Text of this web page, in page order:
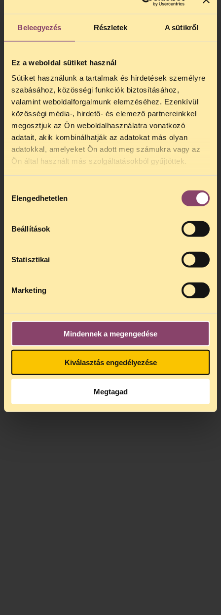
Beleegyezés Részletek A sütikről
Ez a weboldal sütiket használ
Sütiket használunk a tartalmak és hirdetések személyre
szabásához, közösségi funkciók biztosításához,
valamint weboldalforgalmunk elemzéséhez. Ezenkívül
közösségi média-, hirdető- és elemező partnereinkkel
megosztjuk az Ön weboldalhasználatra vonatkozó
adatait, akik kombinálhatják az adatokat más olyan
adatokkal, amelyeket Ön adott meg számukra vagy az
Ön által használt más szolgáltatásokból gyűjtöttek.
kiválasztása
Elengedhetetlen
Beállítások
Statisztikai
Marketing
Mindennek a megengedése
Kiválasztás engedélyezése
Megtagad